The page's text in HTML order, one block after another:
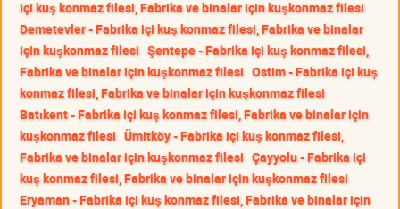
içi kuş konmaz filesi, Fabrika ve binalar için kuşkonmaz filesi
Demetevler - Fabrika içi kuş konmaz filesi, Fabrika ve binalar
için kuşkonmaz filesi Şentepe - Fabrika içi kuş konmaz filesi,
Fabrika ve binalar için kuşkonmaz filesi Ostim - Fabrika içi kuş
konmaz filesi, Fabrika ve binalar için kuşkonmaz filesi
Batıkent - Fabrika içi kuş konmaz filesi, Fabrika ve binalar için
kuşkonmaz filesi Ümitköy - Fabrika içi kuş konmaz filesi,
Fabrika ve binalar için kuşkonmaz filesi Çayyolu - Fabrika içi
kuş konmaz filesi, Fabrika ve binalar için kuşkonmaz filesi
Eryaman - Fabrika içi kuş konmaz filesi, Fabrika ve binalar için